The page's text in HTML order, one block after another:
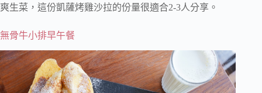
爽生菜，這份凱薩烤雞沙拉的份量很適合2-3人分享。
無骨牛小排早午餐